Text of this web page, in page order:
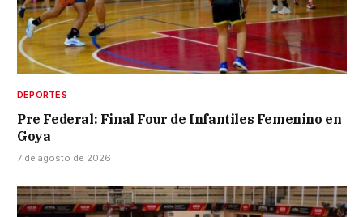
DEPORTES
Pre Federal: Final Four de Infantiles Femenino en
Goya
7 de agosto de 2026